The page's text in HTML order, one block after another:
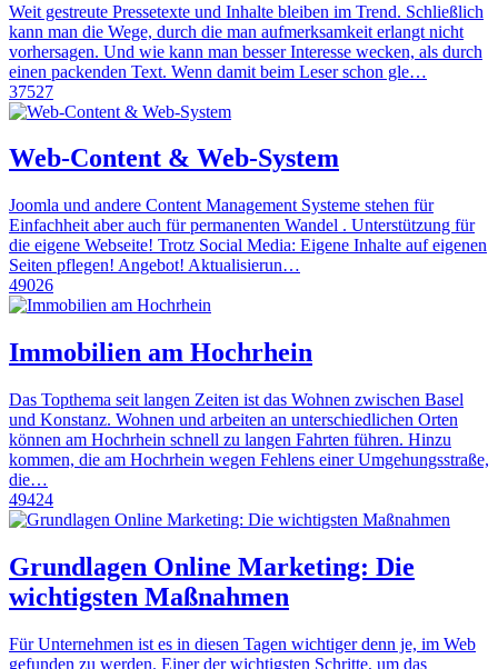
Weit gestreute Pressetexte und Inhalte bleiben im Trend. Schließlich
kann man die Wege, durch die man aufmerksamkeit erlangt nicht
vorhersagen. Und wie kann man besser Interesse wecken, als durch
einen packenden Text. Wenn damit beim Leser schon gle…
37527
Web-Content & Web-System
Joomla und andere Content Management Systeme stehen für
Einfachheit aber auch für permanenten Wandel . Unterstützung für
die eigene Webseite! Trotz Social Media: Eigene Inhalte auf eigenen
Seiten pflegen! Angebot! Aktualisierun…
49026
Immobilien am Hochrhein
Das Topthema seit langen Zeiten ist das Wohnen zwischen Basel
und Konstanz. Wohnen und arbeiten an unterschiedlichen Orten
können am Hochrhein schnell zu langen Fahrten führen. Hinzu
kommen, die am Hochrhein wegen Fehlens einer Umgehungsstraße,
die…
49424
Grundlagen Online Marketing: Die
wichtigsten Maßnahmen
Für Unternehmen ist es in diesen Tagen wichtiger denn je, im Web
gefunden zu werden. Einer der wichtigsten Schritte, um das